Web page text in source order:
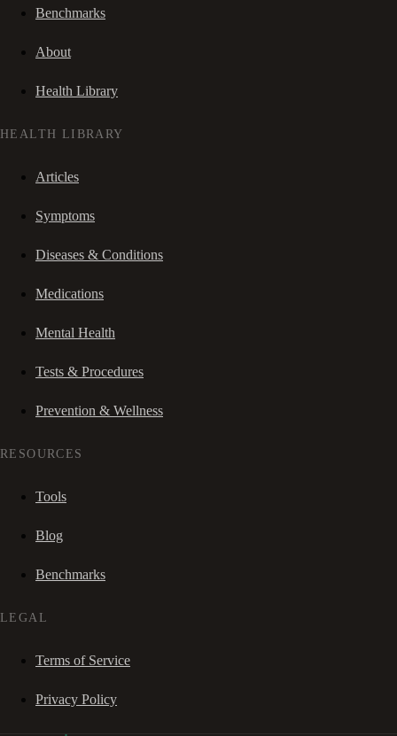
Benchmarks
About
Health Library
HEALTH LIBRARY
Articles
Symptoms
Diseases & Conditions
Medications
Mental Health
Tests & Procedures
Prevention & Wellness
RESOURCES
Tools
Blog
Benchmarks
LEGAL
Terms of Service
Privacy Policy